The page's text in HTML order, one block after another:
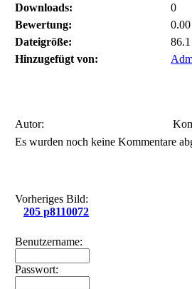
Downloads:
0
Bewertung:
Dateigröße:
Hinzugefügt von:
Autor:
Es wurden noch keine Kommentare
Vorheriges Bild:
205 p8110072
Benutzername:
Passwort: